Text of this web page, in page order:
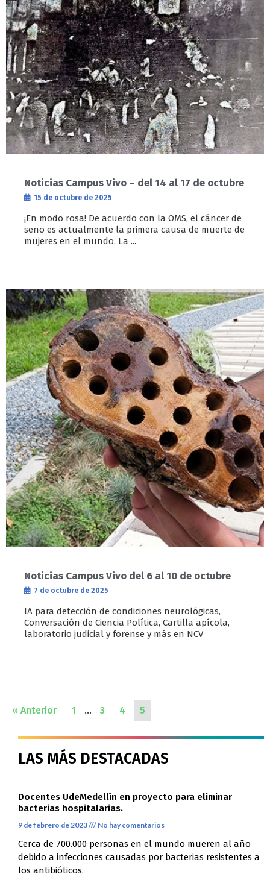
Noticias Campus Vivo – del 14 al 17 de octubre
15 de octubre de 2025
¡En modo rosa! De acuerdo con la OMS, el cáncer de
seno es actualmente la primera causa de muerte de
mujeres en el mundo. La ...
Noticias Campus Vivo del 6 al 10 de octubre
7 de octubre de 2025
IA para detección de condiciones neurológicas,
Conversación de Ciencia Política, Cartilla apícola,
laboratorio judicial y forense y más en NCV
« Anterior 1 … 3 4 5
LAS MÁS DESTACADAS
Docentes UdeMedellín en proyecto para eliminar
bacterias hospitalarias.
9 de febrero de 2023 No hay comentarios
Cerca de 700.000 personas en el mundo mueren al año
debido a infecciones causadas por bacterias resistentes a
los antibióticos.